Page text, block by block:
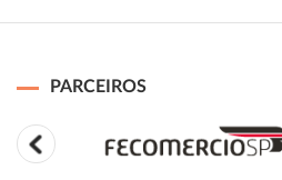
PARCEIROS